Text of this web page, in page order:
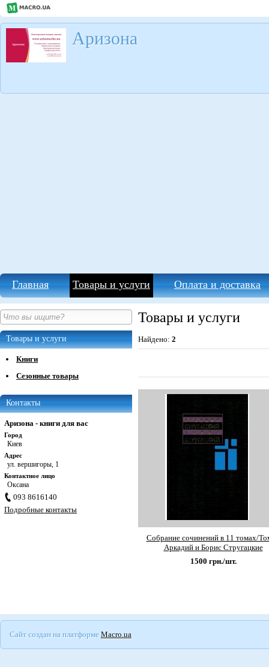
Аризона
Главная Товары и услуги Оплата и доставка
Товары и услуги
Книги
Сезонные товары
Контакты
Аризона - книги для вас
Город
Киев
Адрес
ул. вершигоры, 1
Контактное лицо
Оксана
093 8616140
Подробные контакты
Товары и услуги
Найдено: 2
Собрание сочинений в 11 томах/
Аркадий и Борис Стругацкие
1500 грн./шт.
Сайт создан на платформе Macro.ua